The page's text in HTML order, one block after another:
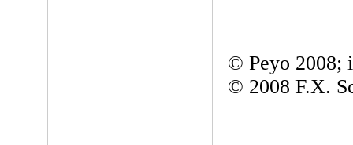
© Peyo 2008;
© 2008 F.X.